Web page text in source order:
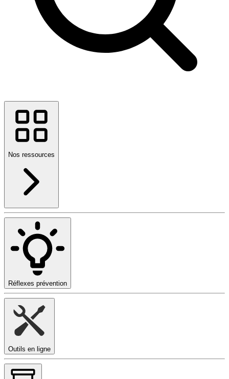
Nos ressources
Réflexes prévention
Outils en ligne